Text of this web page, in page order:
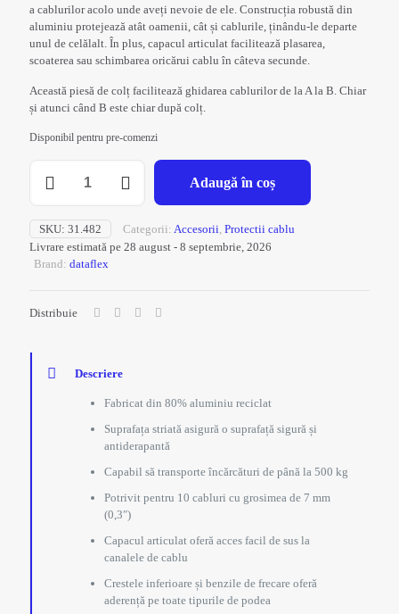
a cablurilor acolo unde aveți nevoie de ele. Construcția robustă din
aluminiu protejează atât oamenii, cât și cablurile, ținându-le departe
unul de celălalt. În plus, capacul articulat facilitează plasarea,
scoaterea sau schimbarea oricărui cablu în câteva secunde.
Această piesă de colț facilitează ghidarea cablurilor de la A la B. Chiar
și atunci când B este chiar după colț.
Disponibil pentru pre-comenzi
Addit
Silver
L
Adaugă în coș
SKU: 31.482 Categorii: Accesorii Protectii cablu
Livrare estimată pe 28 august - 8 septembrie, 2026
Brand: dataflex
Distribuie
Descriere
Fabricat din 80% aluminiu reciclat
Suprafața striată asigură o suprafață sigură și
antiderapantă
Capabil să transporte încărcături de până la 500 kg
Potrivit pentru 10 cabluri cu grosimea de 7 mm
(0,3″)
Capacul articulat oferă acces facil de sus la
canalele de cablu
Crestele inferioare și benzile de frecare oferă
aderență pe toate tipurile de podea